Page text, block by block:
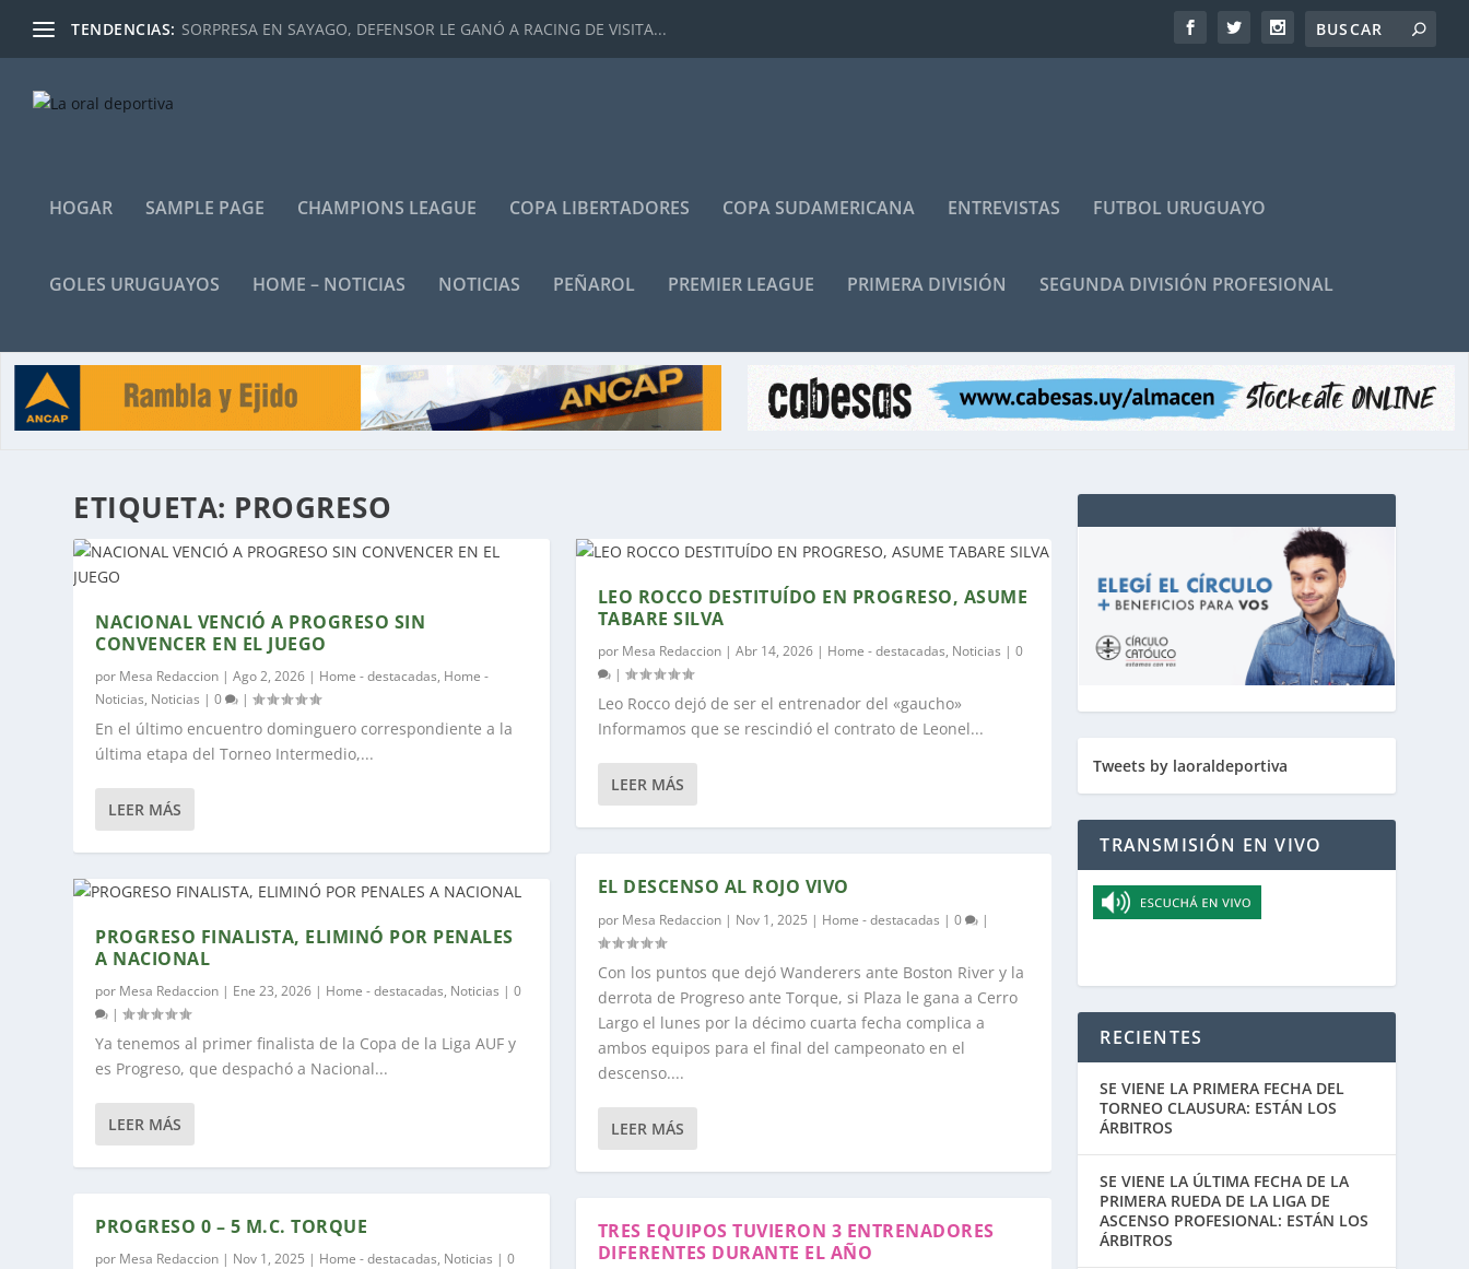
TENDENCIAS: SORPRESA EN SAYAGO, DEFENSOR LE GANÓ A RACING DE VISITA...
HOGAR SAMPLE PAGE CHAMPIONS LEAGUE COPA LIBERTADORES COPA SUDAMERICANA ENTREVISTAS FUTBOL URUGUAYO
GOLES URUGUAYOS HOME – NOTICIAS NOTICIAS PEÑAROL PREMIER LEAGUE PRIMERA DIVISIÓN SEGUNDA DIVISIÓN PROFESIONAL
ETIQUETA: PROGRESO
NACIONAL VENCIÓ A PROGRESO SIN
CONVENCER EN EL JUEGO
por Mesa Redaccion |Ago 2, 2026 | Home - destacadas, Home -
Noticias, Noticias |0 |
En el último encuentro dominguero correspondiente a la
última etapa del Torneo Intermedio,...
LEER MÁS
PROGRESO FINALISTA, ELIMINÓ POR PENALES
A NACIONAL
por Mesa Redaccion | Ene 23, 2026 | Home - destacadas, Noticias |0
|
Ya tenemos al primer finalista de la Copa de la Liga AUF y
es Progreso, que despachó a Nacional...
LEER MÁS
PROGRESO 0 – 5 M.C. TORQUE
por Mesa Redaccion | Nov 1, 2025 | Home - destacadas, Noticias |0
LEO ROCCO DESTITUÍDO EN PROGRESO, ASUME
TABARE SILVA
por Mesa Redaccion| Abr 14, 2026| Home - destacadas, Noticias | 0
|
Leo Rocco dejó de ser el entrenador del «gaucho»
Informamos que se rescindió el contrato de Leonel...
LEER MÁS
EL DESCENSO AL ROJO VIVO
por Mesa Redaccion| Nov 1, 2025 | Home - destacadas | 0 |
Con los puntos que dejó Wanderers ante Boston River y la
derrota de Progreso ante Torque, si Plaza le gana a Cerro
Largo el lunes por la décimo cuarta fecha complica a
ambos equipos para el final del campeonato en el
descenso....
LEER MÁS
TRES EQUIPOS TUVIERON 3 ENTRENADORES
DIFERENTES DURANTE EL AÑO
Tweets by laoraldeportiva
TRANSMISIÓN EN VIVO
RECIENTES
SE VIENE LA PRIMERA FECHA DEL
TORNEO CLAUSURA: ESTÁN LOS
ÁRBITROS
SE VIENE LA ÚLTIMA FECHA DE LA
PRIMERA RUEDA DE LA LIGA DE
ASCENSO PROFESIONAL: ESTÁN LOS
ÁRBITROS